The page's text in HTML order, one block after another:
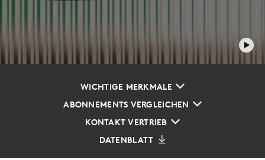
WICHTIGE MERKMALE
ABONNEMENTS VERGLEICHEN
KONTAKT VERTRIEB
DATENBLATT